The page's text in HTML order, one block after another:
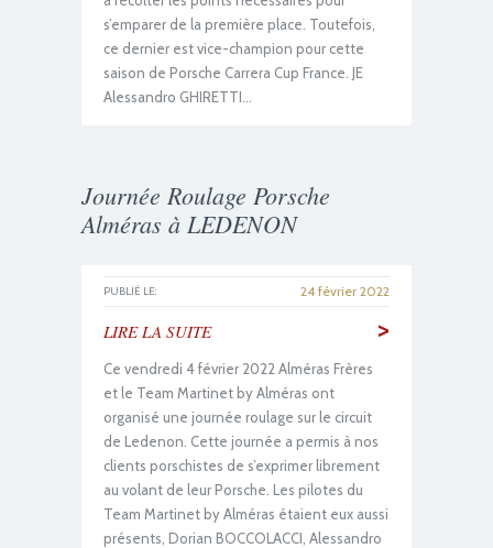
s’emparer de la première place. Toutefois,
ce dernier est vice-champion pour cette
saison de Porsche Carrera Cup France. JE
Alessandro GHIRETTI…
Journée Roulage Porsche
Alméras à LEDENON
PUBLIÉ LE: 24 février 2022
LIRE LA SUITE >
Ce vendredi 4 février 2022 Alméras Frères
et le Team Martinet by Alméras ont
organisé une journée roulage sur le circuit
de Ledenon. Cette journée a permis à nos
clients porschistes de s’exprimer librement
au volant de leur Porsche. Les pilotes du
Team Martinet by Alméras étaient eux aussi
présents, Dorian BOCCOLACCI, Alessandro